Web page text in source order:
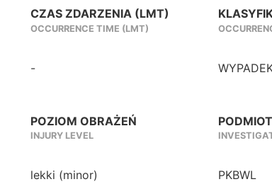
CZAS ZDARZENIA (LMT)
OCCURRENCE TIME (LMT)
-
POZIOM OBRAŻEŃ
INJURY LEVEL
lekki (minor) PKBWL